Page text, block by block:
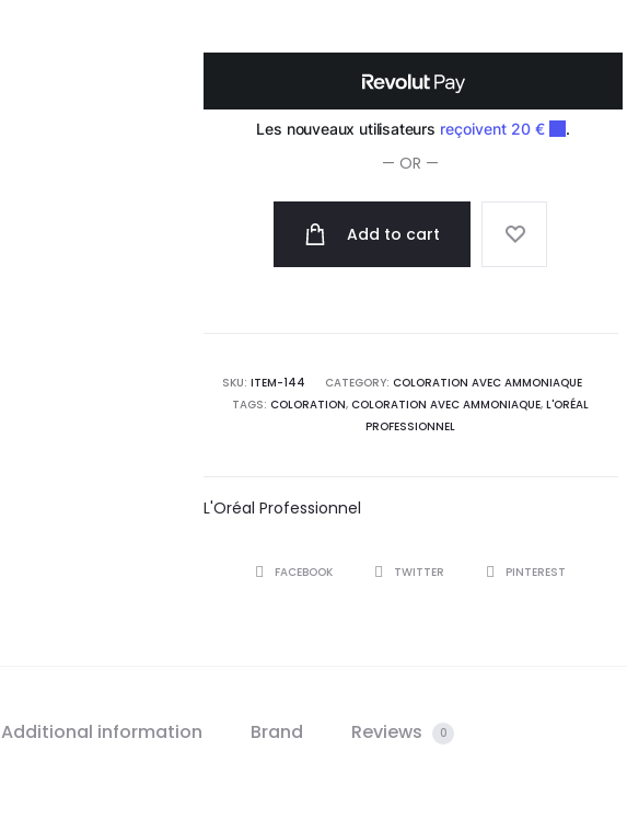
éclaircissante
quantity
— OR —
Add to cart
SKU:ITEM-144 CATEGORY:COLORATION AVEC AMMONIAQUE
TAGS:COLORATION,COLORATION AVEC AMMONIAQUE,L'ORÉAL
PROFESSIONNEL
L'Oréal Professionnel
SHAREFACEBOOK TWITTER PINTEREST
Additional information Brand Reviews 0